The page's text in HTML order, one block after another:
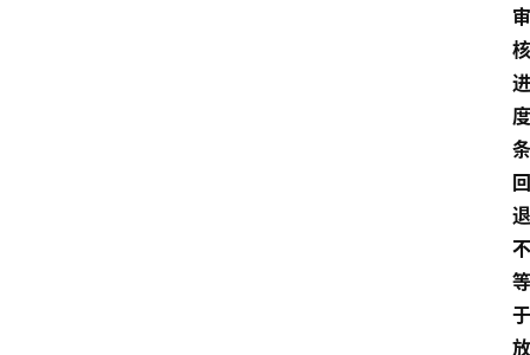
审
核
进
度
条
回
退
不
等
于
放